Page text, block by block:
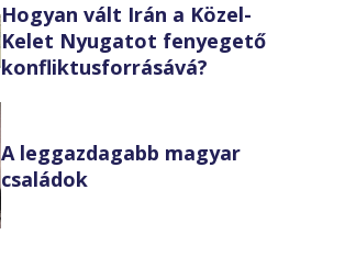
Hogyan vált Irán a Közel-
Kelet Nyugatot fenyegető
konfliktusforrásává?
A leggazdagabb magyar
családok